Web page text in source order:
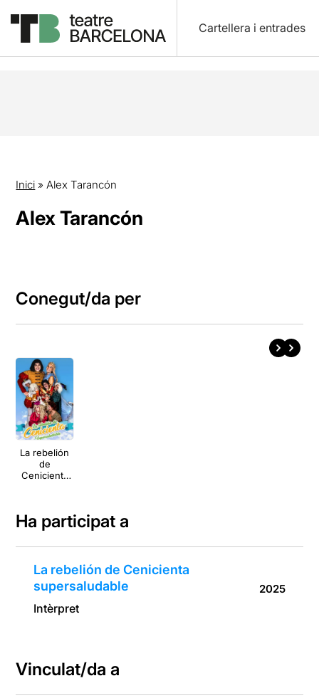
Cartellera i entrades
Inici »Alex Tarancón
Alex Tarancón
Conegut/da per
La rebelión
de
Cenicienta
Ha participat a
La rebelión de Cenicienta
supersaludable
Intèrpret
2025
Vinculat/da a